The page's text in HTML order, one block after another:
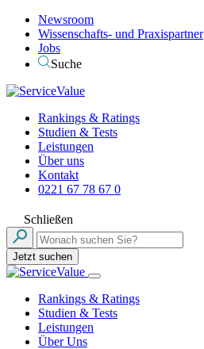
Newsroom
Wissenschafts- und Praxispartner
Jobs
Suche
Rankings & Ratings
Studien & Tests
Leistungen
Über uns
Kontakt
0221 67 78 67 0
Schließen
Jetzt suchen
Rankings & Ratings
Studien & Tests
Leistungen
Über Uns